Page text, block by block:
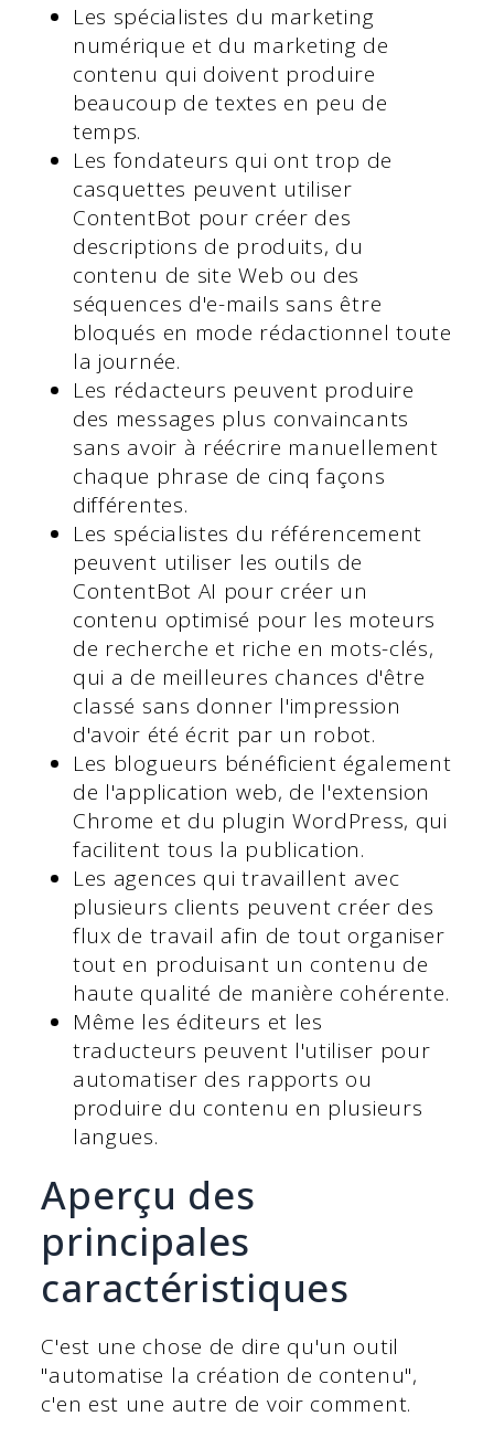
Les spécialistes du marketing
numérique et du marketing de
contenu qui doivent produire
beaucoup de textes en peu de
temps.
Les fondateurs qui ont trop de
casquettes peuvent utiliser
ContentBot pour créer des
descriptions de produits, du
contenu de site Web ou des
séquences d'e-mails sans être
bloqués en mode rédactionnel toute
la journée.
Les rédacteurs peuvent produire
des messages plus convaincants
sans avoir à réécrire manuellement
chaque phrase de cinq façons
différentes.
Les spécialistes du référencement
peuvent utiliser les outils de
ContentBot AI pour créer un
contenu optimisé pour les moteurs
de recherche et riche en mots-clés,
qui a de meilleures chances d'être
classé sans donner l'impression
d'avoir été écrit par un robot.
Les blogueurs bénéficient également
de l'application web, de l'extension
Chrome et du plugin WordPress, qui
facilitent tous la publication.
Les agences qui travaillent avec
plusieurs clients peuvent créer des
flux de travail afin de tout organiser
tout en produisant un contenu de
haute qualité de manière cohérente.
Même les éditeurs et les
traducteurs peuvent l'utiliser pour
automatiser des rapports ou
produire du contenu en plusieurs
langues.
Aperçu des
principales
caractéristiques
C'est une chose de dire qu'un outil
"automatise la création de contenu",
c'en est une autre de voir comment.